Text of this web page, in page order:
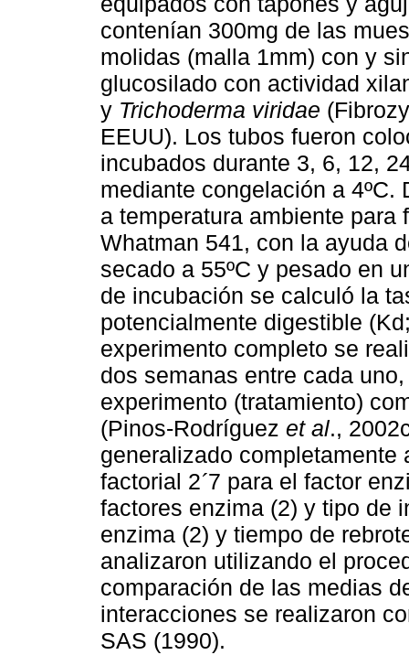
contenían 300mg de las
molidas (malla 1mm) con y
glucosilado con actividad
y Trichoderma viridae
EEUU). Los tubos fueron
incubados durante 3, 6, 12,
mediante congelación a
a temperatura ambiente
Whatman 541, con la ayuda
secado a 55ºC y pesado en
de incubación se calculó la
potencialmente digestible
experimento completo se
dos semanas entre cada
experimento (tratamiento)
(Pinos-Rodríguez et al.,
generalizado completamente
factorial 2´7 para el factor
factores enzima (2) y tipo de
enzima (2) y tiempo de
analizaron utilizando el
comparación de las medias
interacciones se realizaron
SAS (1990).